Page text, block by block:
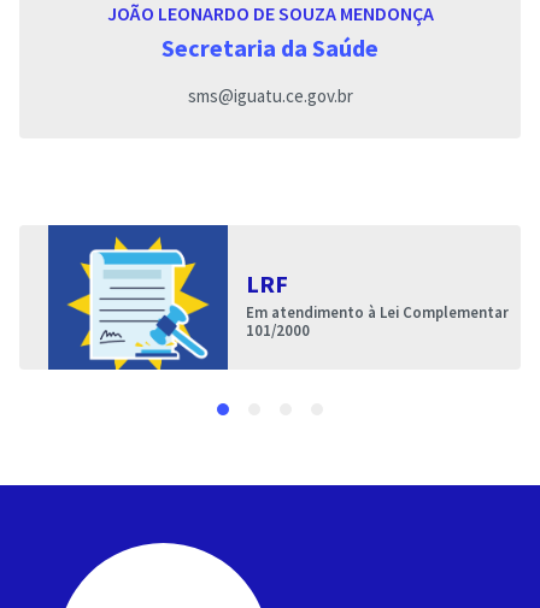
JOÃO LEONARDO DE SOUZA MENDONÇA
Secretaria da Saúde
sms@iguatu.ce.gov.br
LRF
Em atendimento à Lei Complementar
101/2000